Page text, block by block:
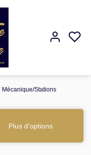
Mécanique/Stations
Plus d'options